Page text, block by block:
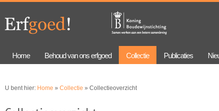
gaan
navigation
Home Behoud van ons erfgoed Collectie Publicaties
U bent hier: Home » Collectie » Collectieoverzicht